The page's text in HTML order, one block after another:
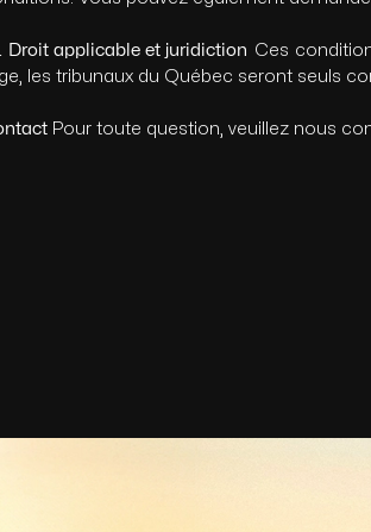
Droit applicable et juridiction Ces
les tribunaux du Québec seront seuls
Pour toute question, veuillez nous